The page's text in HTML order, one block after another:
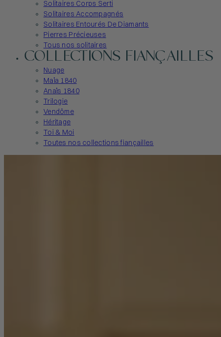
Solitaires Corps Serti
Solitaires Accompagnés
Solitaires Entourés De Diamants
Pierres Précieuses
Tous nos solitaires
COLLECTIONS FIANÇAILLES
Nuage
Maïa 1840
Anaïs 1840
Trilogie
Vendôme
Héritage
Toi & Moi
Toutes nos collections fiançailles